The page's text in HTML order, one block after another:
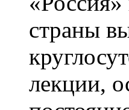
страны
лекции,